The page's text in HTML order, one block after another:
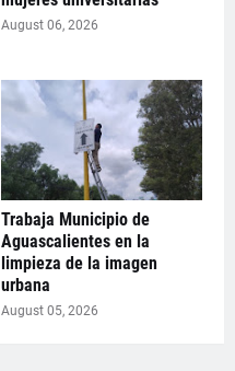
August 06, 2026
Trabaja Municipio de
Aguascalientes en la
limpieza de la imagen
urbana
August 05, 2026